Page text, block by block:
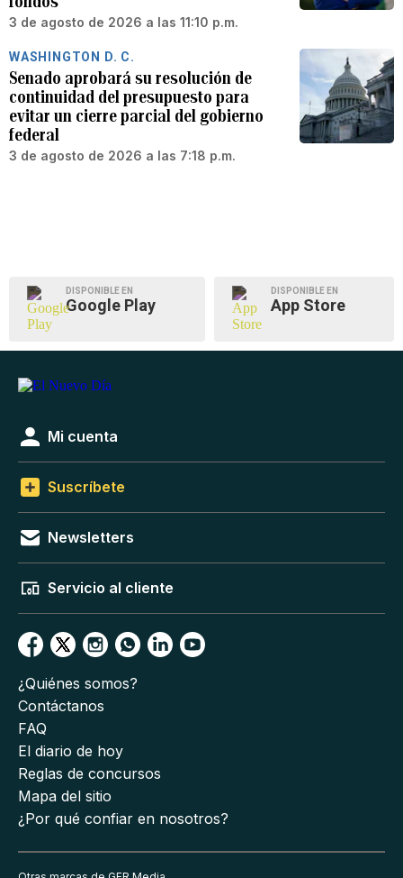
3 de agosto de 2026 a las 11:10 p.m.
WASHINGTON D. C.
Senado aprobará su resolución de
continuidad del presupuesto para
evitar un cierre parcial del gobierno
federal
3 de agosto de 2026 a las 7:18 p.m.
DISPONIBLE EN
Google Play
DISPONIBLE EN
App Store
Mi cuenta
Suscríbete
Newsletters
Servicio al cliente
¿Quiénes somos?
Contáctanos
FAQ
El diario de hoy
Reglas de concursos
Mapa del sitio
¿Por qué confiar en nosotros?